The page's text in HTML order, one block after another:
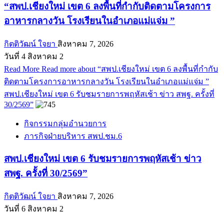
“สพป.เชียงใหม่ เขต 6 ลงพื้นที่กำกับติดตามโครงการ
อาหารกลางวัน โรงเรียนในอำเภอแม่แจ่ม ”
กิตติวัฒน์ ใจยา สิงหาคม 7, 2026
วันที่ 4 สิงหาคม 2
Read More Read more about “สพป.เชียงใหม่ เขต 6 ลงพื้นที่กำกับ
ติดตามโครงการอาหารกลางวัน โรงเรียนในอำเภอแม่แจ่ม ”
สพป.เชียงใหม่ เขต 6 รับชมรายการพฤหัสเช้า ข่าว สพฐ. ครั้งที่
30/2569”
กิจกรรมกลุ่มอำนวยการ
ภารกิจฝ่ายบริหาร สพป.ชม.6
สพป.เชียงใหม่ เขต 6 รับชมรายการพฤหัสเช้า ข่าว
สพฐ. ครั้งที่ 30/2569”
กิตติวัฒน์ ใจยา สิงหาคม 7, 2026
วันที่ 6 สิงหาคม 2